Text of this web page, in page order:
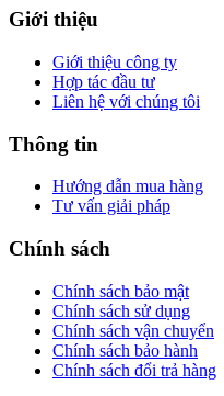
Giới thiệu
Giới thiệu công ty
Hợp tác đầu tư
Liên hệ với chúng tôi
Thông tin
Hướng dẫn mua hàng
Tư vấn giải pháp
Chính sách
Chính sách bảo mật
Chính sách sử dụng
Chính sách vận chuyển
Chính sách bảo hành
Chính sách đổi trả hàng